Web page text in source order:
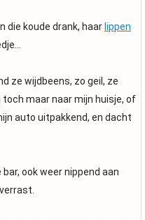
die koude drank, haar lippen
ze wijdbeens, zo geil, ze
toch maar naar mijn huisje, of
auto uitpakkend, en dacht
ook weer nippend aan